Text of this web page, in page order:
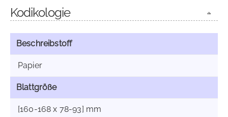
Kodikologie
Beschreibstoff
Papier
Blattgröße
[160-168 x 78-93] mm